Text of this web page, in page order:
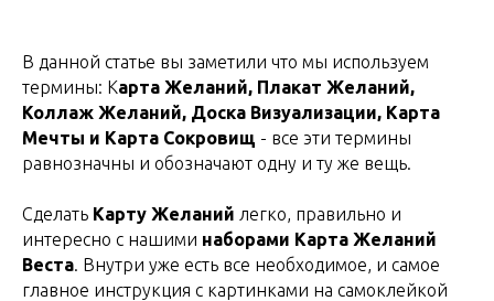
В данной статье вы заметили что мы используем
термины: Карта Желаний, Плакат Желаний,
Коллаж Желаний, Доска Визуализации, Карта
Мечты и Карта Сокровищ - все эти термины
равнозначны и обозначают одну и ту же вещь.
Сделать Карту Желаний легко, правильно и
интересно с нашими наборами Карта Желаний
Веста. Внутри уже есть все необходимое, и самое
главное инструкция с картинками на самоклейкой